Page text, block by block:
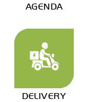
AGENDA
DELIVERY